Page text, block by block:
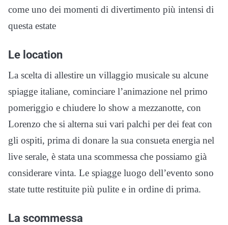
come uno dei momenti di divertimento più intensi di
questa estate
Le location
La scelta di allestire un villaggio musicale su alcune
spiagge italiane, cominciare l’animazione nel primo
pomeriggio e chiudere lo show a mezzanotte, con
Lorenzo che si alterna sui vari palchi per dei feat con
gli ospiti, prima di donare la sua consueta energia nel
live serale, è stata una scommessa che possiamo già
considerare vinta. Le spiagge luogo dell’evento sono
state tutte restituite più pulite e in ordine di prima.
La scommessa